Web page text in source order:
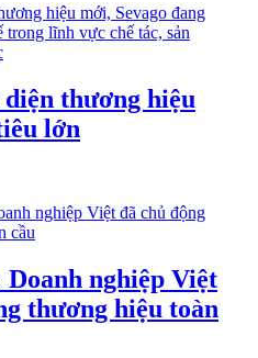
diện thương hiệu
lớn
nghiệp Việt
thương hiệu toàn